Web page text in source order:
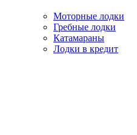
Моторные лодки
Гребные лодки
Катамараны
Лодки в кредит